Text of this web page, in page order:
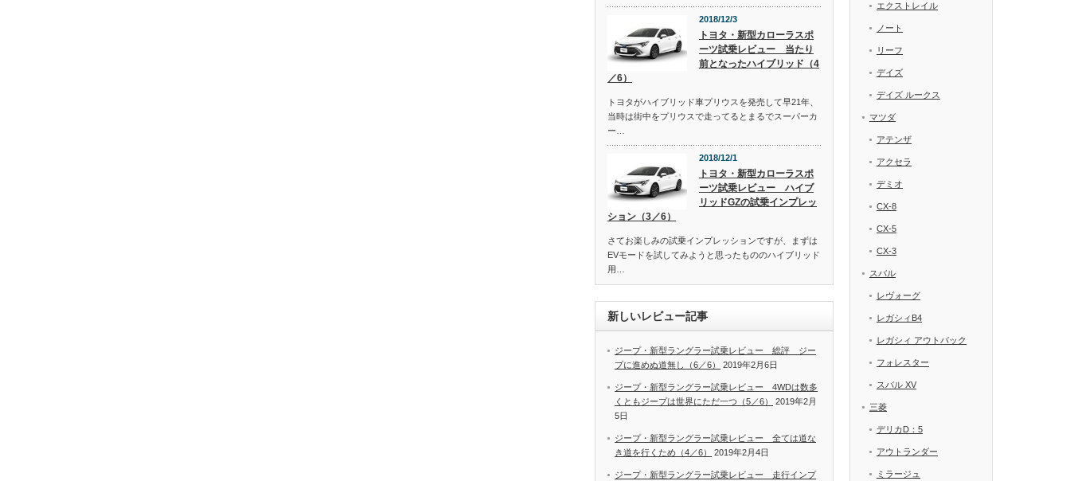
2018/12/3
トヨタ・新型カローラスポ
ーツ試乗レビュー 当たり
前となったハイブリッド（4
／6）
トヨタがハイブリッド車プリウスを発売して早21年、
当時は街中をプリウスで走ってるとまるでスーパーカ
ー…
2018/12/1
トヨタ・新型カローラスポ
ーツ試乗レビュー ハイブ
リッドGZの試乗インプレッ
ション（3／6）
さてお楽しみの試乗インプレッションですが、まずは
EVモードを試してみようと思ったもののハイブリッド
用…
新しいレビュー記事
ジープ・新型ラングラー試乗レビュー 総評 ジー
プに進めぬ道無し（6／6）
2019年2月6日
ジープ・新型ラングラー試乗レビュー 4WDは数多
くともジープは世界にただ一つ（5／6）
2019年2月
5日
ジープ・新型ラングラー試乗レビュー 全ては道な
き道を行くため（4／6）
2019年2月4日
ジープ・新型ラングラー試乗レビュー 走行インプ
エクストレイル
ノート
リーフ
デイズ
デイズ ルークス
マツダ
アテンザ
アクセラ
デミオ
CX-8
CX-5
CX-3
スバル
レヴォーグ
レガシィB4
レガシィ アウトバック
フォレスター
スバル XV
三菱
デリカD：5
アウトランダー
ミラージュ